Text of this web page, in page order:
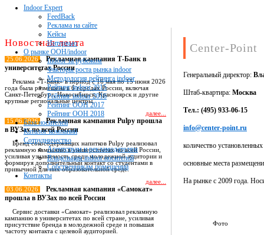
Indoor Expert
FeedBack
Реклама на сайте
Кейсы
Интервью
О рынке OOH/indoor
Indoor за рубежом
Факторы роста рынка indoor
Методология рейтинга indoor
Рейтинг indoor 2015
Рейтинг indoor 2016
Рейтинг OOH 2017
Рейтинг OOH 2018
База носителей
Каталог компаний
Сотрудничество
Агентствам и рекламодателям
Владельцам indoor носителей
Собственникам помещений
Контакты
Новостная лента
25.06.2026
Рекламная кампания Т-Банк в
университетах России
Реклама «Т-Банк» в период с 16 мая по 15 июня 2026
года была размещена в 6 городах России, включая
Санкт-Петербург, Новосибирск, Красноярск и другие
крупные региональные центры.
далее...
15.06.2026
Рекламная кампания Pulpy прошла
в ВУЗах по всей России
Бренд сокосодержащих напитков Pulpy реализовал
рекламную кампанию в университетах по всей России,
усиливая узнаваемость среди молодежной аудитории и
формируя дополнительный контакт со студентами в
привычной для них образовательной среде.
далее...
03.06.2026
Рекламная кампания «Самокат»
прошла в ВУЗах по всей России
Сервис доставки «Самокат» реализовал рекламную
кампанию в университетах по всей стране, усиливая
присутствие бренда в молодежной среде и повышая
частоту контакта с целевой аудиторией.
Center-Point
Генеральный директор:
Штаб-квартира: Москва
Тел.: (495) 933-06-15
info@center-point.ru
количество
основные места
На рынке с 2009 года.
Фото